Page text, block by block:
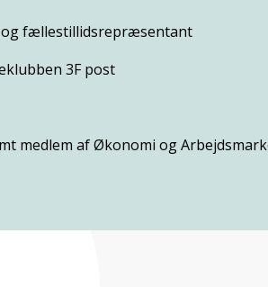
fællestillidsrepræsentant
3F post
medlem af Økonomi og